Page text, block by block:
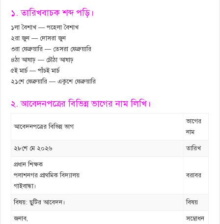
১. তারিখবাচক শব্দ পড়ি।
১লা বৈশাখ — পহেলা বৈশাখ
২রা জুন — দোসরা জুন
৩রা ফেব্রুয়ারি — তেসরা ফেব্রুয়ারি
৪ঠা আষাঢ় — চৌঠা আষাঢ়
৫ই মার্চ — পাঁচই মার্চ
২১শে ফেব্রুয়ারি — একুশে ফেব্রুয়ারি
২. আবেদনপত্রের বিভিন্ন ভাগের নাম লিখি।
আবেদনপত্রের বিভিন্ন ভাগ
ভাগের
নাম
২৮শে মে ২০২৬ তারিখ
প্রধান শিক্ষক
পলাশনগর প্রাথমিক বিদ্যালয়
গাইবান্ধা।
বরাবর
বিষয়: ছুটির আবেদন। বিষয়
জনাব, সম্বোধন